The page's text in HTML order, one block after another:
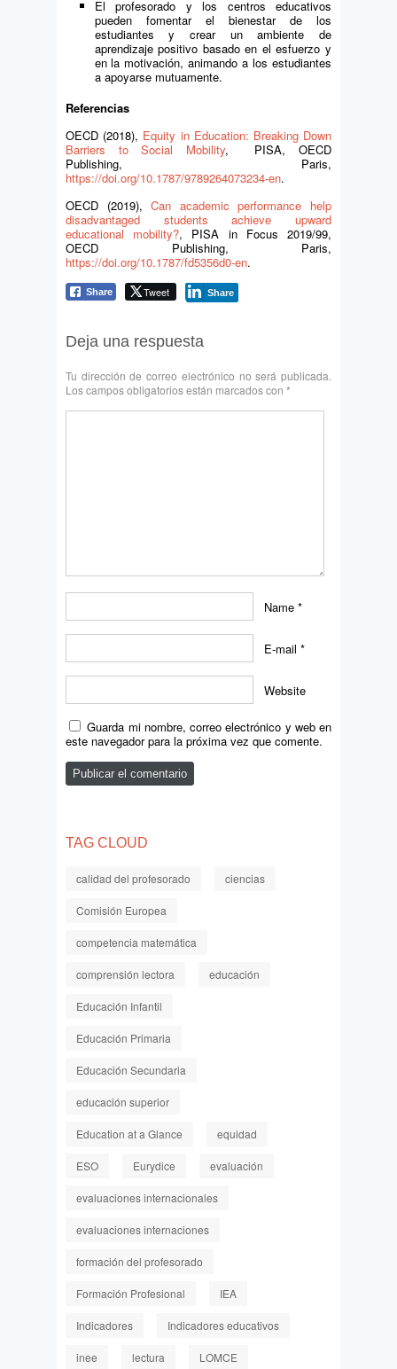
El profesorado y los centros educativos
pueden fomentar el bienestar de los
estudiantes y crear un ambiente de
aprendizaje positivo basado en el esfuerzo y
en la motivación, animando a los estudiantes
a apoyarse mutuamente.
Referencias
OECD (2018), Equity in Education: Breaking Down
Barriers to Social Mobility, PISA, OECD
Publishing, Paris,
https://doi.org/10.1787/9789264073234-en.
OECD (2019),Can academic performance help
disadvantaged students achieve upward
educational mobility?, PISA in Focus 2019/99,
OECD Publishing, Paris,
https://doi.org/10.1787/fd5356d0-en.
Share Tweet Share
Deja una respuesta
Tu dirección de correo electrónico no será publicada.
Los campos obligatorios están marcados con *
Name *
E-mail *
Website
Guarda mi nombre, correo electrónico y web en
este navegador para la próxima vez que comente.
TAG CLOUD
calidad del profesorado ciencias
Comisión Europea
competencia matemática
comprensión lectora educación
Educación Infantil
Educación Primaria
Educación Secundaria
educación superior
Education at a Glance equidad
ESO Eurydice evaluación
evaluaciones internacionales
evaluaciones internaciones
formación del profesorado
Formación Profesional IEA
Indicadores Indicadores educativos
inee lectura LOMCE